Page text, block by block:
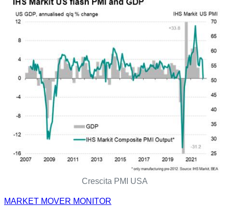
Crescita PMI USA
MARKET MOVER MONITOR